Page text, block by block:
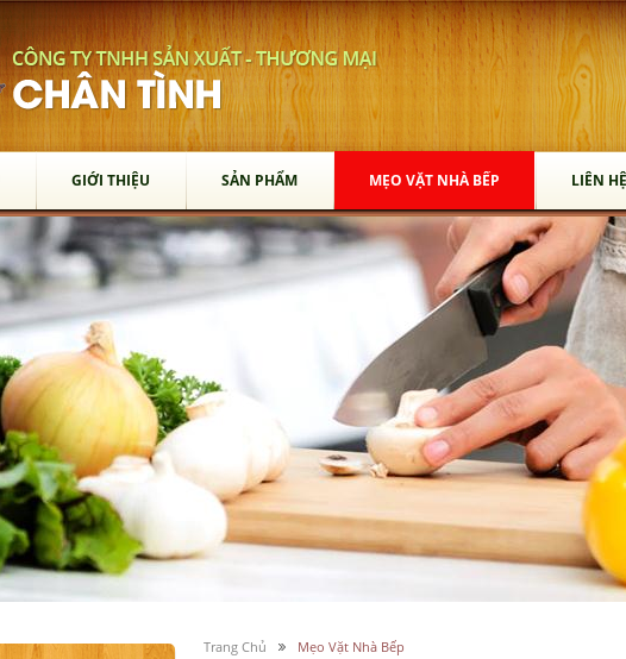
GIỚI THIỆU SẢN PHẨM MẸO VẶT NHÀ BẾP LIÊN HỆ
Trang Chủ Mẹo Vặt Nhà Bếp